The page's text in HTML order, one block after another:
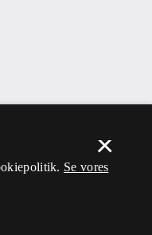
×
Se vores